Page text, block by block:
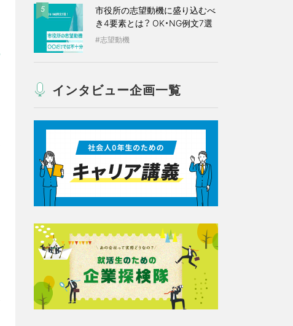
5
市役所の志望動機に盛り込むべ
き4要素とは？ OK・NG例文7選
志望動機
インタビュー企画一覧